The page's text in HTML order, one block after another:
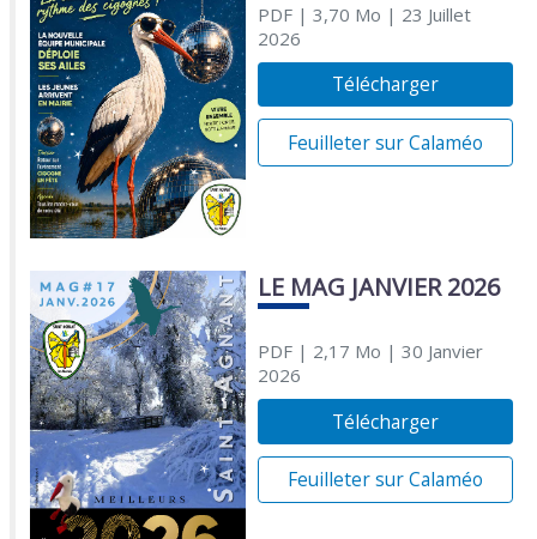
PDF| 3,70 Mo | 23 Juillet
2026
Télécharger
Feuilleter sur Calaméo
LE MAG JANVIER 2026
PDF| 2,17 Mo | 30 Janvier
2026
Télécharger
Feuilleter sur Calaméo